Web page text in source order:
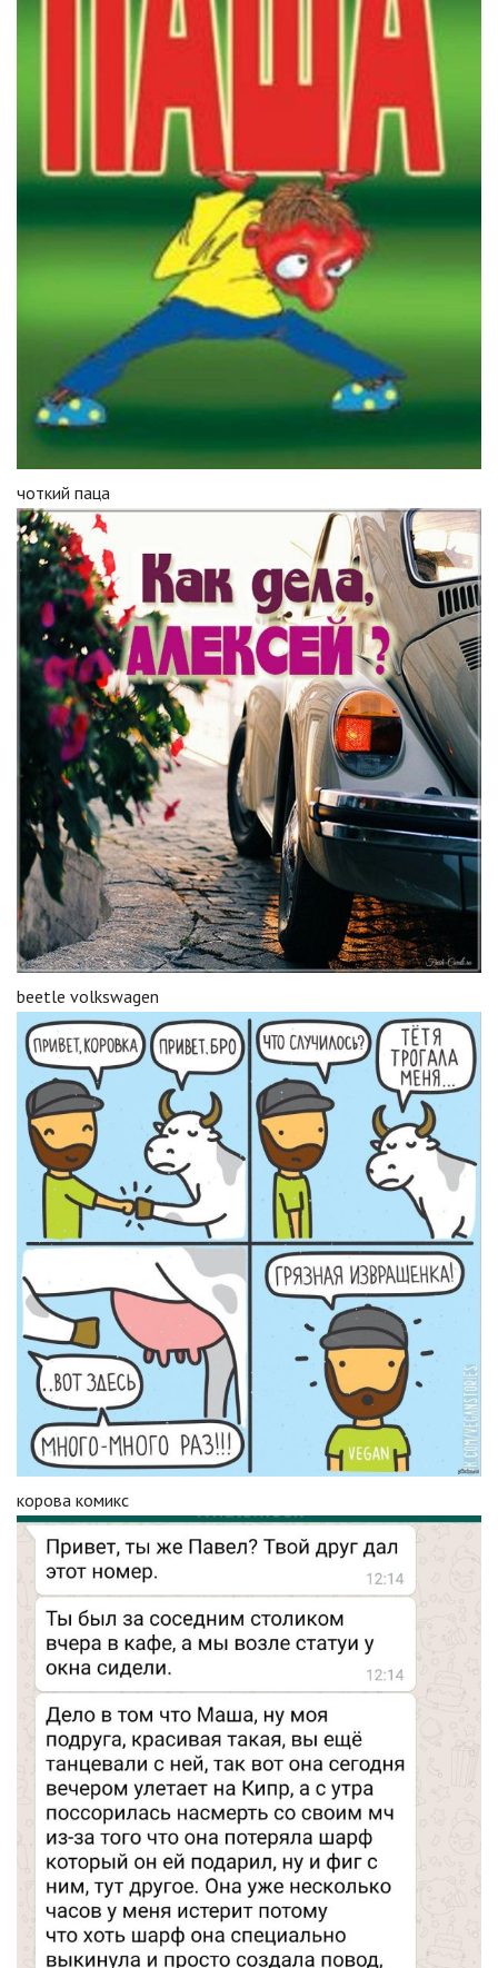
чоткий паца
beetle volkswagen
корова комикс